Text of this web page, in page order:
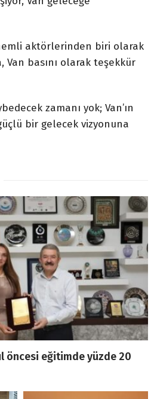
aktörlerinden biri olarak
Van basını olarak teşekkür
zamanı yok; Van’ın
bir gelecek vizyonuna
öncesi eğitimde yüzde 20